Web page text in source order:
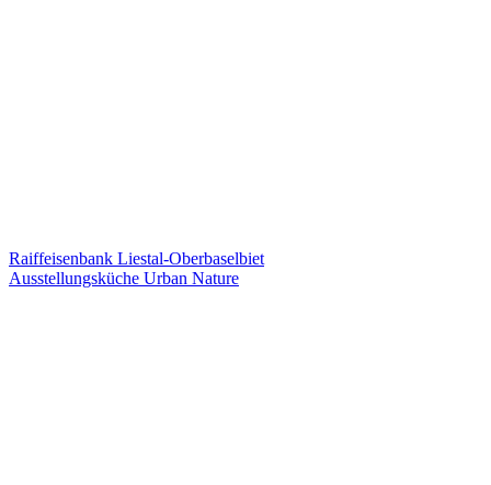
Beitragsnavigation
Raiffeisenbank Liestal-Oberbaselbiet
Ausstellungsküche Urban Nature